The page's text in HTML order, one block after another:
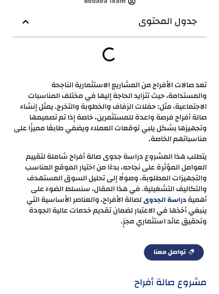
جدول المحتوى
تعد صالات الأفراح من المشاريع الاستثمارية الناجحة
والمستدامة، حيث تتزايد الحاجة إليها في مختلف المناسبات
الاجتماعية، مثل: حفلات الزفاف والخطوبة والتخرج. يمثل إنشاء
صالة أفراح فرصة واعدة للمستثمرين، خاصة إذا تم تصميمها
وتجهيزها بشكل يلبي توقعات العملاء ويضفي طابعًا مميزًا على
مناسباتهم الخاصة.
يتطلب هذا المشروع دراسة جدوى صالة أفراح شاملة لتقييم
العوامل المؤثرة على نجاحه، بدءًا من اختيار الموقع المناسب
والتجهيزات المطلوبة، وصولًا إلى تحليل السوق المستهدف
والتكاليف التشغيلية. في هذا المقال، سنسلط الضوء على
أهميةدراسة الجدوىلصالة الأفراح، والعناصر الأساسية التي
ينبغي أخذها في الاعتبار لضمان تقديم خدمات عالية الجودة
وتحقيق عائد استثماري مجزٍ.
مشروع صالة أفراح